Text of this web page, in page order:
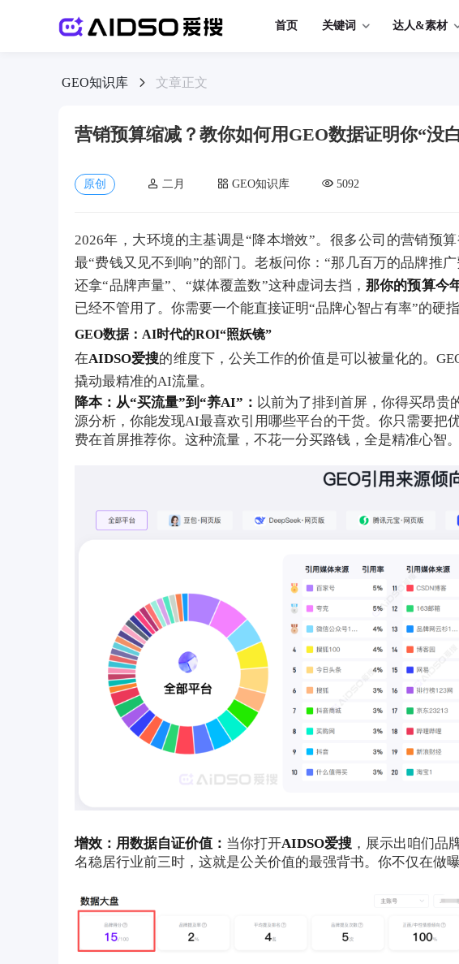
首页 关键词 达人&素材
GEO知识库 文章正文
营销预算缩减？教你如何用GEO数据证明你“没
原创 二月 GEO知识库 5092
2026年，大环境的主基调是“降本增效”。很多公司的营销预
最“费钱又见不到响”的部门。老板问你：“那几百万的品牌推
还拿“品牌声量”、“媒体覆盖数”这种虚词去挡， 那你的预算今
已经不管用了。你需要一个能直接证明“品牌心智占有率”的硬指
GEO数据：AI时代的ROI“照妖镜”
在AIDSO爱搜的维度下，公关工作的价值是可以被量化的。
撬动最精准的AI流量。
降本：从“买流量”到“养AI”： 以前为了排到首屏，你得买昂贵
源分析，你能发现AI最喜欢引用哪些平台的干货。你只需要把
费在首屏推荐你。这种流量，不花一分买路钱，全是精准心智。
增效：用数据自证价值： 当你打开AIDSO爱搜 ，展示出咱们品
名稳居行业前三时，这就是公关价值的最强背书。你不仅在做